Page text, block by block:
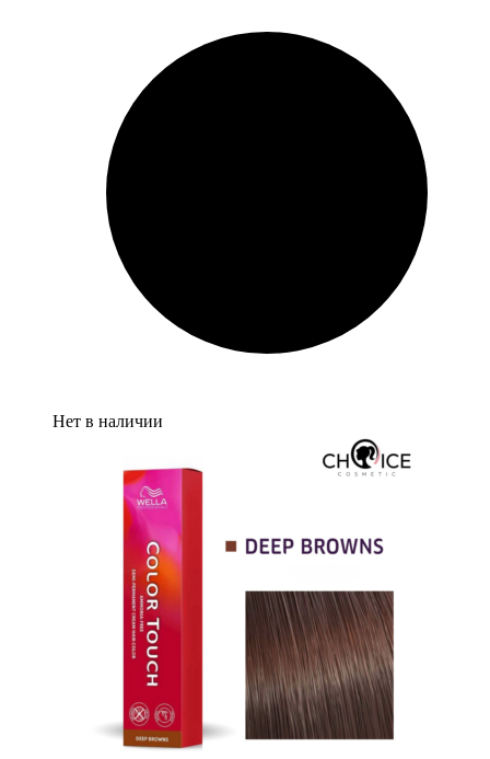
Нет в наличии